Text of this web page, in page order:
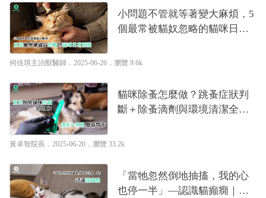
小問題不管就等著變大麻煩，5
個最常被貓奴忽略的貓咪日常
何佳琪主治獸醫師 ．2025-06-26． 瀏覽 9.6k
貓咪除蚤怎麼做？跳蚤症狀判
斷＋除蚤滴劑與環境清潔全攻
黃卓智院長 ．2025-06-20． 瀏覽 33.2k
「當牠忽然倒地抽搐，我的心
也停一半」—認識貓癲癇｜專